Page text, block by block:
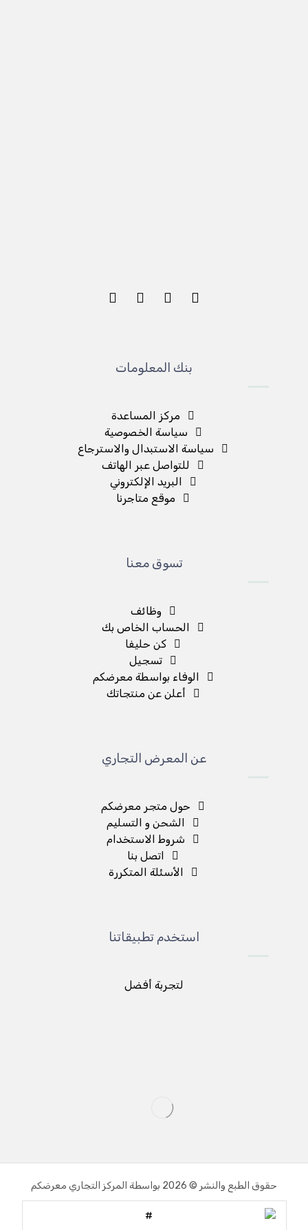
بنك المعلومات
مركز المساعدة
سياسة الخصوصية
سياسة الاستبدال والاسترجاع
للتواصل عبر الهاتف
البريد الإلكتروني
موقع متاجرنا
تسوق معنا
وظائف
الحساب الخاص بك
كن حليفا
تسجيل
الوفاء بواسطة معرضكم
أعلن عن منتجاتك
عن المعرض التجاري
حول متجر معرضكم
الشحن و التسليم
شروط الاستخدام
اتصل بنا
الأسئلة المتكررة
استخدم تطبيقاتنا
لتجربة أفضل
حقوق الطبع والنشر © 2026 بواسطة المركز التجاري معرضكم